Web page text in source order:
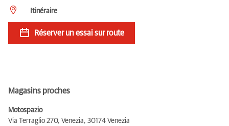
Itinéraire
Réserver un essai sur route
Magasins proches
Motospazio
Via Terraglio 270, Venezia, 30174 Venezia